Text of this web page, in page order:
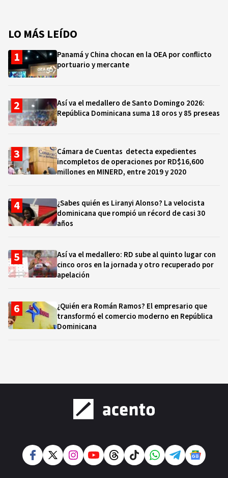
LO MÁS LEÍDO
Panamá y China chocan en la OEA por conflicto
portuario y mercante
Así va el medallero de Santo Domingo 2026:
República Dominicana suma 18 oros y 85 preseas
Cámara de Cuentas detecta expedientes
incompletos de operaciones por RD$16,600
millones en MINERD, entre 2019 y 2020
¿Sabes quién es Liranyi Alonso? La velocista
dominicana que rompió un récord de casi 30
años
Así va el medallero: RD sube al quinto lugar con
cinco oros en la jornada y otro recuperado por
apelación
¿Quién era Román Ramos? El empresario que
transformó el comercio moderno en República
Dominicana